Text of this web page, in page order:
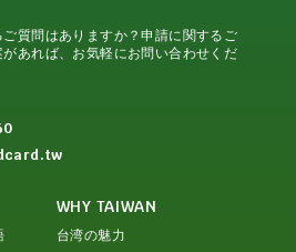
質問はありますか？申請に関するご
あれば、お気軽にお問い合わせくだ
WHY TAIWAN
台湾の魅力